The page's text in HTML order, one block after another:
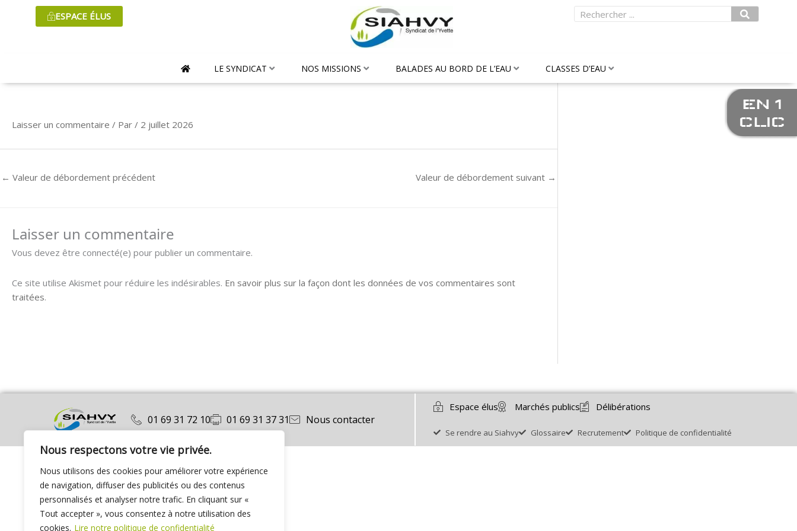
Nous respectons votre vie privée.
Nous utilisons des cookies pour améliorer votre expérience
de navigation, diffuser des publicités ou des contenus
personnalisés et analyser notre trafic. En cliquant sur «
Tout accepter », vous consentez à notre utilisation des
cookies. Lire notre politique de confidentialité
ESPACE ÉLUS Rechercher
LE SYNDICAT NOS MISSIONS BALADES AU BORD DE L’EAU CLASSES D’EAU
Laisser un commentaire / Par / 2 juillet 2026
← Valeur de débordement précédent Valeur de débordement suivant →
Laisser un commentaire
Vous devez être connecté(e) pour publier un commentaire.
Ce site utilise Akismet pour réduire les indésirables. En savoir plus sur la façon dont les données de vos commentaires sont
traitées.
01 69 31 72 10 01 69 31 37 31 Nous contacter
Espace élus Marchés publics Délibérations
Se rendre au Siahvy Glossaire Recrutement Politique de confidentialité
EN 1
CLIC